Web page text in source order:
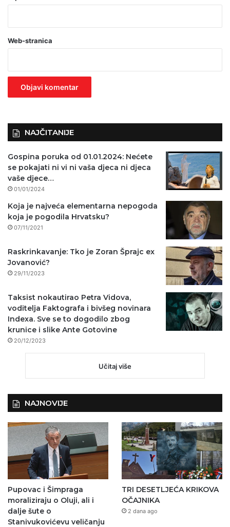
a
v
z
Web-stranica
NAJČITANIJE
Gospina poruka od 01.01.2024: Nećete
se pokajati ni vi ni vaša djeca ni djeca
vaše djece…
01/01/2024
Koja je najveća elementarna nepogoda
koja je pogodila Hrvatsku?
07/11/2021
Raskrinkavanje: Tko je Zoran Šprajc ex
Jovanović?
29/11/2023
Taksist nokautirao Petra Vidova,
voditelja Faktografa i bivšeg novinara
Indexa. Sve se to dogodilo zbog
krunice i slike Ante Gotovine
20/12/2023
Učitaj više
NAJNOVIJE
Pupovac i Šimpraga
moraliziraju o Oluji, ali i
dalje šute o
Stanivukovićevu veličanju
TRI DESETLJEĆA KRIKOVA
OČAJNIKA
2 dana ago